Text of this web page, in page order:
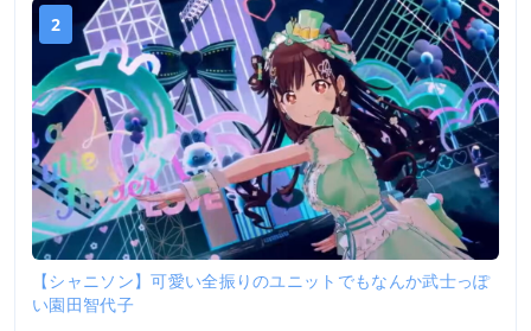
2
【シャニソン】可愛い全振りのユニットでもなんか武士っぽ
い園田智代子